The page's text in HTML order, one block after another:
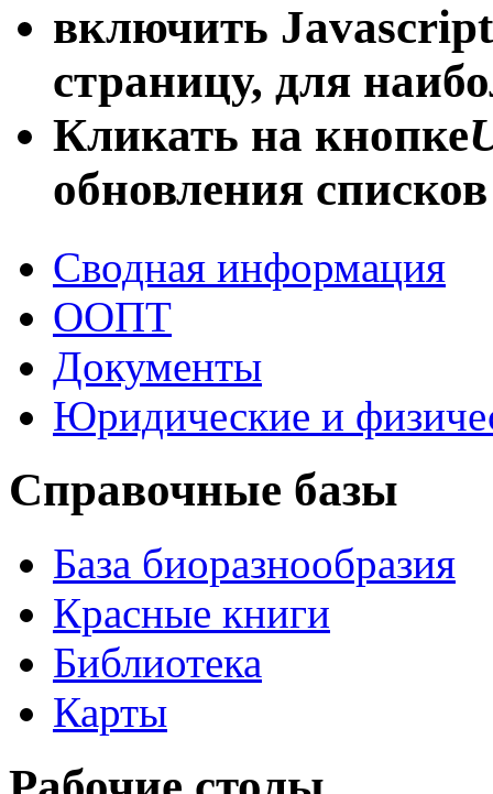
включить Javascript
страницу, для
Кликать на кнопке
обновления
Сводная информация
ООПТ
Документы
Юридические и
Справочные базы
База биоразнообразия
Красные книги
Библиотека
Карты